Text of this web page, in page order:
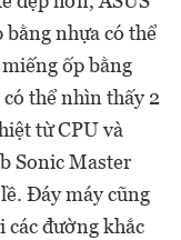
nhựa có thể
ốp bằng
thể nhìn thấy 2
từ CPU và
Sonic Master
Đáy máy cũng
đường khắc